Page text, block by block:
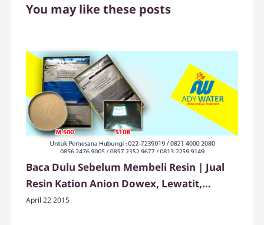
You may like these posts
Baca Dulu Sebelum Membeli Resin | Jual
Resin Kation Anion Dowex, Lewatit,
Purolite
April 22 2015